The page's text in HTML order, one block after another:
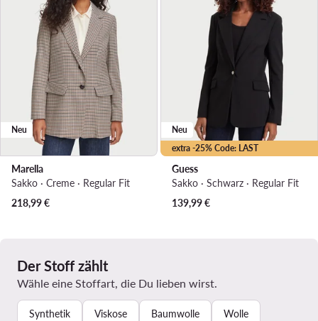
Neu
Marella
Sakko · Creme · Regular Fit
218,99€
extra -25% Code: LAST
Neu
Guess
Sakko · Schwarz · Regular Fit
139,99€
Der Stoff zählt
Wähle eine Stoffart, die Du lieben wirst.
Synthetik Viskose Baumwolle Wolle